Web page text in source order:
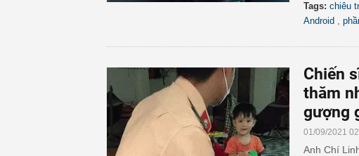
Tags: chiêu
Android
Chiến
thăm
gượng
01/09/2021
Anh Chí